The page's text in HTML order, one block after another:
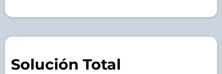
Solución Total